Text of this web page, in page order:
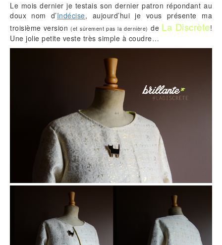
Le mois dernier je testais son dernier patron répondant au
doux nom d’Indécise, aujourd’hui je vous présente ma
troisième version(et sûrement pas la dernière) de La Discrète!
Une jolie petite veste très simple à coudre…